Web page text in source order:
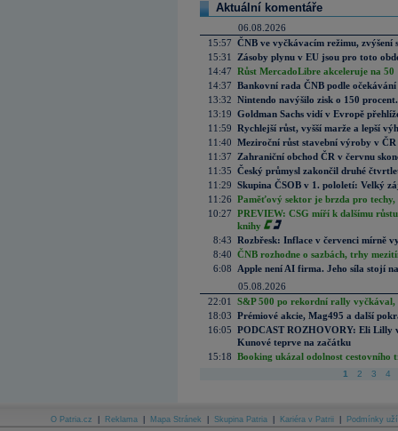
Aktuální komentáře
06.08.2026
15:57 ČNB ve vyčkávacím režimu, zvýšení
15:31
Zásoby plynu v EU jsou pro toto
14:47 Růst MercadoLibre akceleruje na
14:37 Bankovní rada ČNB podle
13:32 Nintendo navýšilo zisk o 150
13:19 Goldman Sachs vidí v Evropě
11:59 Rychlejší růst, vyšší marže a lepší
11:40 Meziroční růst stavební výroby v
11:37
Zahraniční obchod ČR v červnu
11:35 Český průmysl zakončil druhé
11:29 Skupina ČSOB v 1. pololetí: Velký
11:26 Paměťový sektor je brzda pro techy,
10:27 PREVIEW: CSG míří k dalšímu
knihy
8:43 Rozbřesk: Inflace v červenci mírně
8:40 ČNB rozhodne o sazbách, trhy
6:08
Apple není AI firma. Jeho síla stojí
05.08.2026
22:01
S&P 500 po rekordní rally vyčkával,
18:03 Prémiové akcie, Mag495 a další
16:05 PODCAST ROZHOVORY: Eli Lilly
Kunové teprve na začátku
15:18 Booking ukázal odolnost cestovního
1 2 3 4
O Patria.cz Reklama Mapa Stránek Skupina Patria Kariéra v Patrii Podmínky